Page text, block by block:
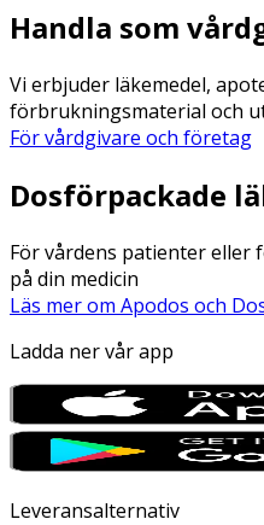
Handla som
Vi erbjuder läkemedel,
förbrukningsmaterial och
För vårdgivare och företag
Dosförpackade
För vårdens patienter eller
på din medicin
Läs mer om Apodos och
Ladda ner vår app
Leveransalternativ